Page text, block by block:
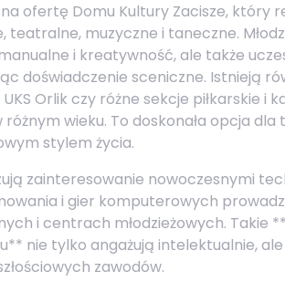
ofertę Domu Kultury Zacisze, który
muzyczne i taneczne.
i kreatywność, ale także
doświadczenie sceniczne. Istnieją
Orlik czy różne sekcje piłkarskie i
różnym wieku. To doskonała opcja
stylem życia.
zainteresowanie nowoczesnymi
i gier komputerowych
i centrach młodzieżowych. Takie
nie tylko angażują intelektualnie,
zawodów.